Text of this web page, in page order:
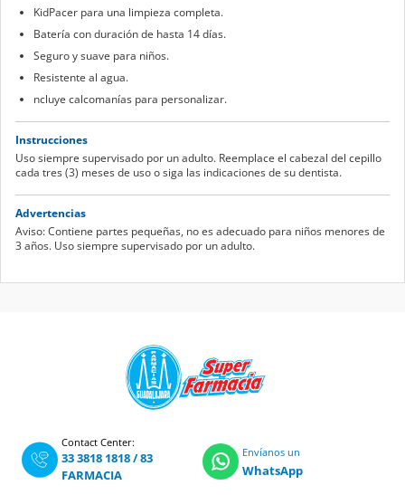
KidPacer para una limpieza completa.
Batería con duración de hasta 14 días.
Seguro y suave para niños.
Resistente al agua.
ncluye calcomanías para personalizar.
Instrucciones
Uso siempre supervisado por un adulto. Reemplace el cabezal del cepillo
cada tres (3) meses de uso o siga las indicaciones de su dentista.
Advertencias
Aviso: Contiene partes pequeñas, no es adecuado para niños menores de
3 años. Uso siempre supervisado por un adulto.
Contact Center:
33 3818 1818/83
FARMACIA
Envíanos un
WhatsApp